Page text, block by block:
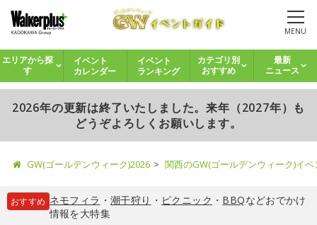
MENU
エリアから探
す
イベント
カレンダー
イベント
ランキング
カテゴリ別
おすすめ
最新
ニュース
2026年の更新は終了いたしました。来年（2027年）も
どうぞよろしくお願いします。
GW(ゴールデンウィーク)2026 関西のGW(ゴールデンウィーク)イ
おすすめ ネモフィラ ・ 潮干狩り ・ ピクニック ・ BBQなどおでかけ
情報を大特集